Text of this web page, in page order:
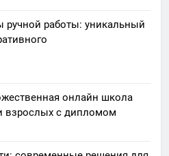
работы: уникальный
онлайн школа
взрослых с дипломом